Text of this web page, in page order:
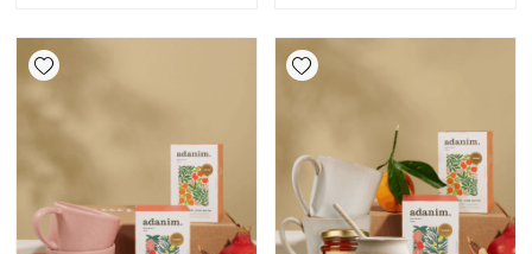
Add wishlist